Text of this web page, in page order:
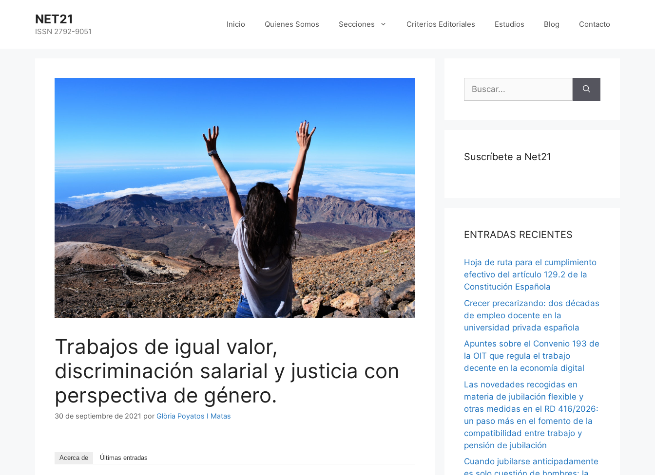
NET21
ISSN 2792-9051
Inicio Quienes Somos Secciones Criterios Editoriales Estudios Blog Contacto
Trabajos de igual valor,
discriminación salarial y justicia con
perspectiva de género.
30 de septiembre de 2021 por Glòria Poyatos I Matas
Acerca de Últimas entradas
Suscríbete a Net21
ENTRADAS RECIENTES
Hoja de ruta para el cumplimiento
efectivo del artículo 129.2 de la
Constitución Española
Crecer precarizando: dos décadas
de empleo docente en la
universidad privada española
Apuntes sobre el Convenio 193 de
la OIT que regula el trabajo
decente en la economía digital
Las novedades recogidas en
materia de jubilación flexible y
otras medidas en el RD 416/2026:
un paso más en el fomento de la
compatibilidad entre trabajo y
pensión de jubilación
Cuando jubilarse anticipadamente